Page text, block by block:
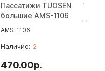
Пассатижи TUOSEN
большие AMS-1106
AMS-1106
2
470.00р.